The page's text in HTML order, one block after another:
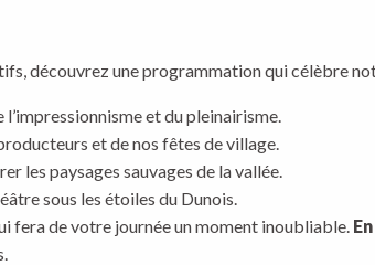
découvrez une programmation qui célèbre
l’impressionnisme et du pleinairisme.
et de nos fêtes de village.
les paysages sauvages de la vallée.
sous les étoiles du Dunois.
fera de votre journée un moment inoubliable.